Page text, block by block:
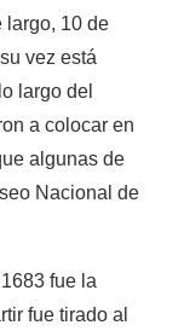
largo, 10 de
vez está
largo del
a colocar en
algunas de
Nacional de
fue la
fue tirado al